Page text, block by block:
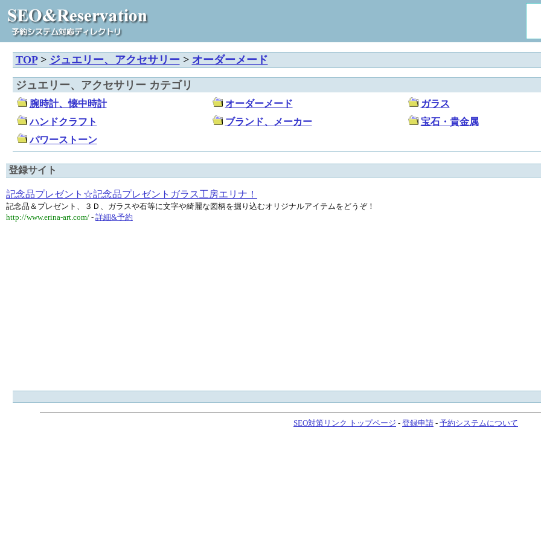
TOP> ジュエリー、アクセサリー> オーダーメード
ジュエリー、アクセサリー カテゴリ
腕時計、懐中時計 オーダーメード
ガラス
ハンドクラフト
ブランド、メーカー
宝石・貴金属
パワーストーン
登録サイト
記念品プレゼント☆記念品プレゼントガラス工房エリナ！
記念品＆プレゼント、３Ｄ、ガラスや石等に文字や綺麗な図柄を掘り込むオリジナルアイテムをどうぞ！
http://www.erina-art.com/ - 詳細&予約
SEO対策リンク トップページ - 登録申請 - 予約システムについて